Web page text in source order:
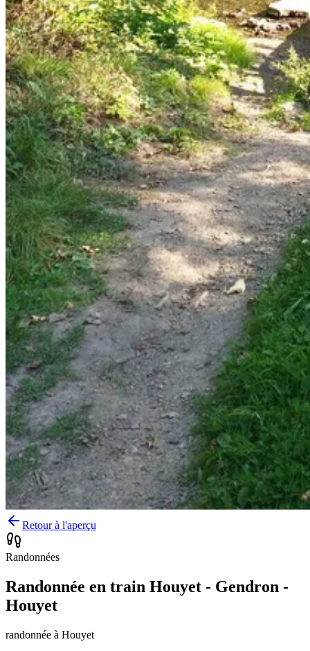
Retour à l'aperçu
Randonnées
Randonnée en train Houyet - Gendron -
Houyet
randonnée à Houyet